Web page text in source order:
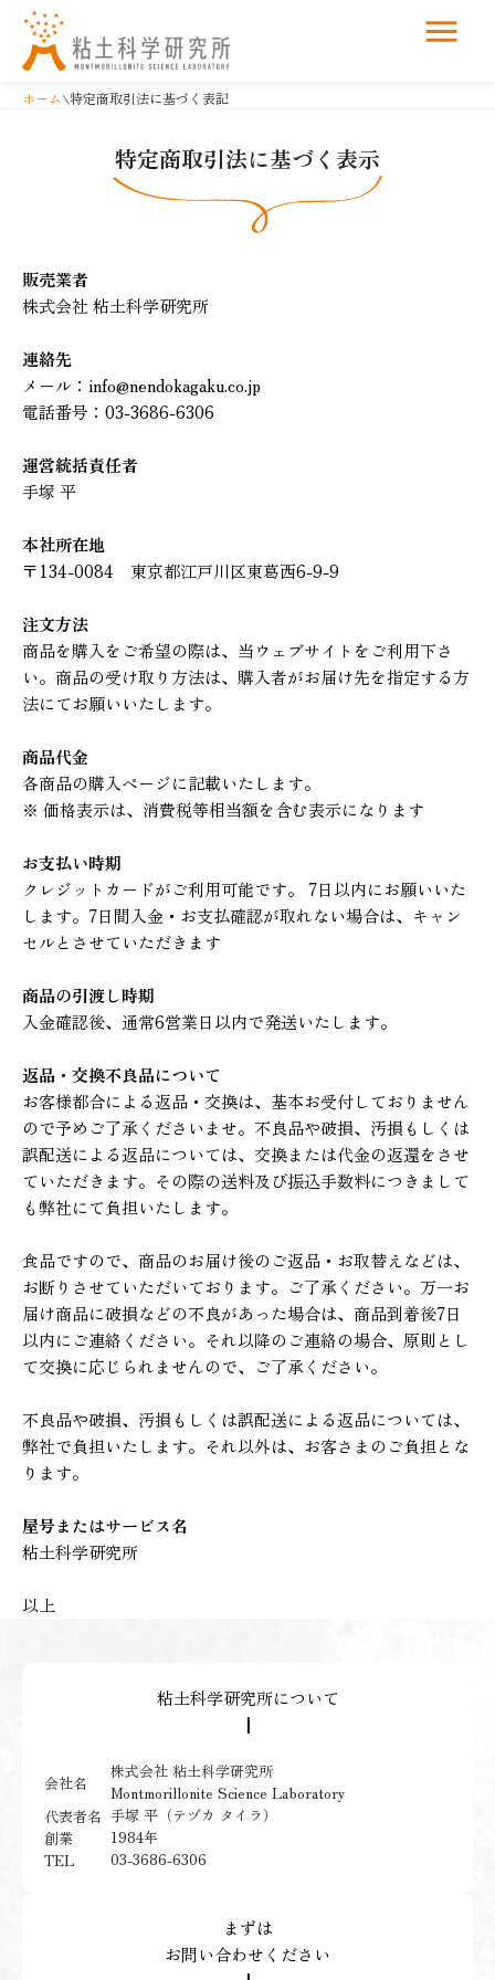
コ
ッ
プ
ホーム\特定商取引法に基づく表記
特定商取引法に基づく表示
販売業者
株式会社 粘土科学研究所
連絡先
メール：info@nendokagaku.co.jp
電話番号：03-3686-6306
運営統括責任者
手塚 平
本社所在地
〒134-0084 東京都江戸川区東葛西6-9-9
注文方法
商品を購入をご希望の際は、当ウェブサイトをご利用下さ
い。商品の受け取り方法は、購入者がお届け先を指定する方
法にてお願いいたします。
商品代金
各商品の購入ページに記載いたします。
※ 価格表示は、消費税等相当額を含む表示になります
お支払い時期
クレジットカードがご利用可能です。 7日以内にお願いいた
します。7日間入金・お支払確認が取れない場合は、キャン
セルとさせていただきます
商品の引渡し時期
入金確認後、通常6営業日以内で発送いたします。
返品・交換不良品について
お客様都合による返品・交換は、基本お受付しておりません
ので予めご了承くださいませ。不良品や破損、汚損もしくは
誤配送による返品については、交換または代金の返還をさせ
ていただきます。その際の送料及び振込手数料につきまして
も弊社にて負担いたします。
食品ですので、商品のお届け後のご返品・お取替えなどは、
お断りさせていただいております。ご了承ください。万一お
届け商品に破損などの不良があった場合は、商品到着後7日
以内にご連絡ください。それ以降のご連絡の場合、原則とし
て交換に応じられませんので、ご了承ください。
不良品や破損、汚損もしくは誤配送による返品については、
弊社で負担いたします。それ以外は、お客さまのご負担とな
ります。
屋号またはサービス名
粘土科学研究所
以上
粘土科学研究所について
┃
会社名
株式会社 粘土科学研究所
Montmorillonite Science Laboratory
代表者名 手塚 平（テヅカ タイラ）
創業
1984年
TEL
03-3686-6306
まずは
お問い合わせください